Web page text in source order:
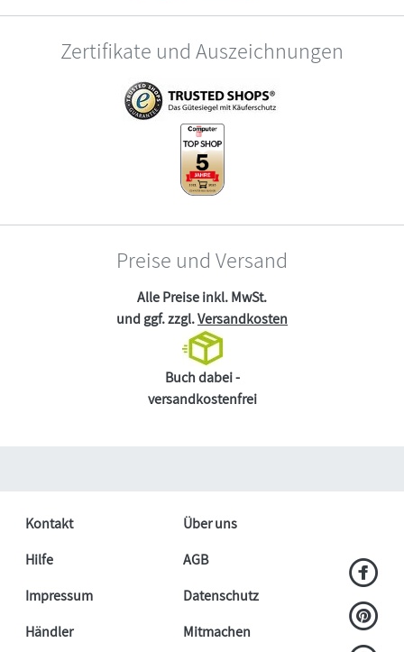
Zertifikate und Auszeichnungen
Preise und Versand
Alle Preise inkl. MwSt.
und ggf. zzgl.Versandkosten
Buch dabei -
versandkostenfrei
Kontakt
Über uns
Hilfe
AGB
Impressum
Datenschutz
Händler
Mitmachen